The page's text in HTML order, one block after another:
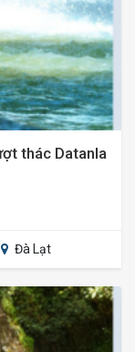
thác Datanla
Đà Lạt